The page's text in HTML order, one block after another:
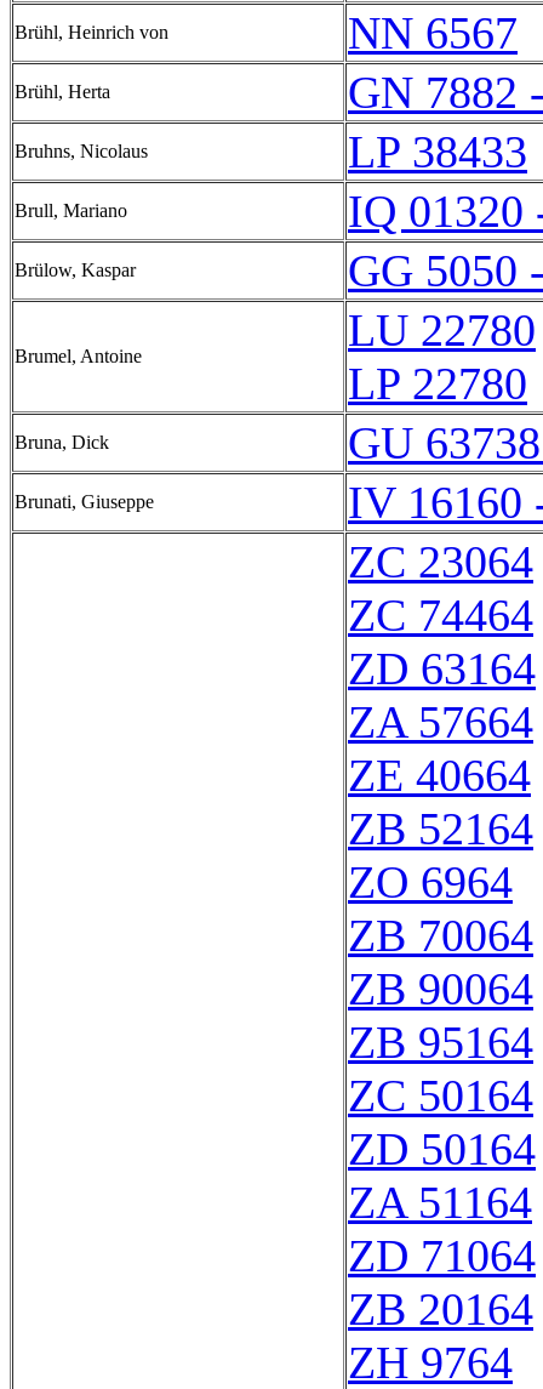
Brühl, Heinrich von NN 6567
Brühl, Herta GN 7882
Bruhns, Nicolaus LP 38433
Brull, Mariano IQ 01320
Brülow, Kaspar GG 5050
Brumel, Antoine
LU 22780
LP 22780
Bruna, Dick GU
Brunati, Giuseppe
IV 16160
ZC 23064
ZC 74464
ZD 63164
ZA 57664
ZE 40664
ZB 52164
ZO 6964
ZB 70064
ZB 90064
ZB 95164
ZC 50164
ZD 50164
ZA 51164
ZD 71064
ZB 20164
ZH 9764